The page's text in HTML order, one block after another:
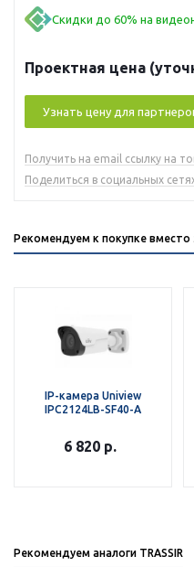
Скидки до 60% на
Проектная цена
Узнать цену для
Получить на email ссылку на
Поделиться в социальных
Рекомендуем к покупке
IP-камера Uniview
IPC2124LB-SF40-A
6 820р.
Рекомендуем аналоги TRASSIR